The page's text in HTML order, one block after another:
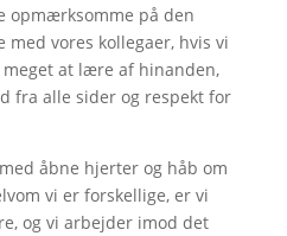
opmærksomme på den
med vores kollegaer, hvis vi
at lære af hinanden,
fra alle sider og respekt for
åbne hjerter og håb om
vi er forskellige, er vi
og vi arbejder imod det